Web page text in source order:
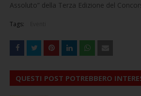
Assoluto” della Terza Edizione del
Tags:
QUESTI POST POTREBBERO